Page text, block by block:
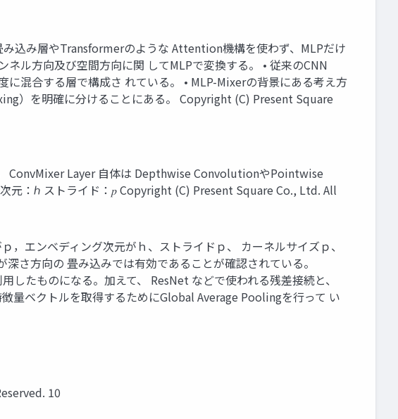
込み層やTransformerのような Attention機構を使わず、MLPだけ
ル方向及び空間方向に関 してMLPで変換する。 • 従来のCNN
混合する層で構成さ れている。 • MLP-Mixerの背景にある考え方
）を明確に分けることにある。 Copyright (C) Present Square
ConvMixer Layer 自体は Depthwise ConvolutionやPointwise
元：ℎ ストライド：𝑝 Copyright (C) Present Square Co., Ltd. All
エンベディング次元がｈ、ストライドｐ、 カーネルサイズｐ、
さ方向の 畳み込みでは有効であることが確認されている。
たものになる。加えて、 ResNet などで使われる残差接続と、
ベクトルを取得するためにGlobal Average Poolingを行って い
10